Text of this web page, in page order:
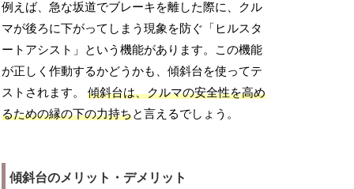
例えば、急な坂道でブレーキを離した際に、クル
マが後ろに下がってしまう現象を防ぐ「ヒルスタ
ートアシスト」という機能があります。この機能
が正しく作動するかどうかも、傾斜台を使ってテ
ストされます。傾斜台は、クルマの安全性を高め
るための縁の下の力持ちと言えるでしょう。
傾斜台のメリット・デメリット